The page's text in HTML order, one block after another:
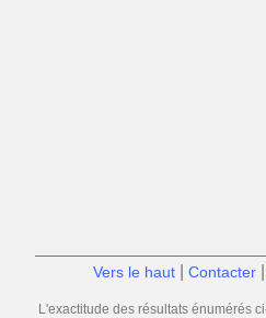
Vers le haut |Contacter
L'exactitude des résultats énumérés